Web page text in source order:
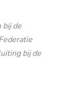
bij de
bij de